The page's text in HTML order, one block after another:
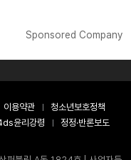
Sponsored Company
이용약관
청소년보호정책
윤리강령
정정·반론보도